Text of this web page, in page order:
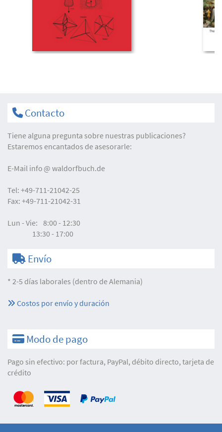
Contacto
Tiene alguna pregunta sobre nuestras publicaciones?
Estaremos encantados de asesorarle:
E-Mail info waldorfbuch.de
Tel: +49-711-21042-25
Fax: +49-711-21042-31
Lun - Vie: 8:00 - 12:30
13:30 - 17:00
Envío
* 2-5 días laborales (dentro de Alemania)
Costos por envío y duración
Modo de pago
Pago sin efectivo: por factura, PayPal, débito directo, tarjeta de
crédito